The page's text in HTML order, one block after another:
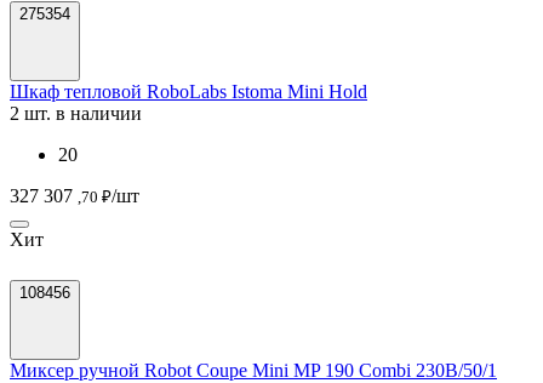
275354
Шкаф тепловой RoboLabs Istoma Mini Hold
2 шт. в наличии
20
327 307 ,70 ₽/шт
Хит
108456
Миксер ручной Robot Coupe Mini MP 190 Combi 230B/50/1